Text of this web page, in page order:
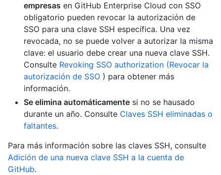
empresas en GitHub Enterprise Cloud con SSO
obligatorio pueden revocar la autorización de
SSO para una clave SSH específica. Una vez
revocada, no se puede volver a autorizar la misma
clave: el usuario debe crear una nueva clave SSH.
Consulte Revoking SSO authorization (Revocar la
autorización de SSO ) para obtener más
información.
Se elimina automáticamente si no se hausado
durante un año. Consulte Claves SSH eliminadas o
faltantes.
Para más información sobre las claves SSH, consulte
Adición de una nueva clave SSH a la cuenta de
GitHub.